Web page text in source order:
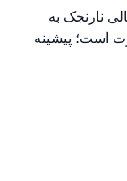
نارنجک به
است؛ پیشینه